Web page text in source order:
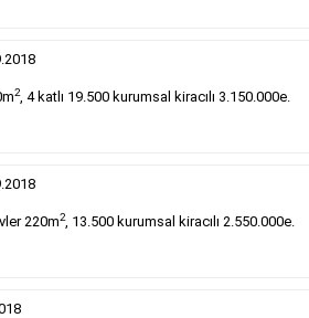
Gör
2, 4 katlı 19.500 kurumsal kiracılı 3.150.000e.
220m2, 13.500 kurumsal kiracılı 2.550.000e.